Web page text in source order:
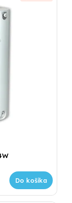
Do košíka